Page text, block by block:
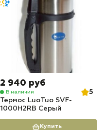
2 940 руб
В наличии
5
Термос LuoTuo SVF-
1000H2RB Серый
Купить